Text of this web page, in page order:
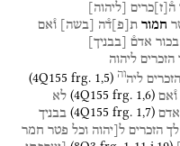
ה֯ ז כרים ליהוה
חמור ת פ ד֯ה בשה
ו֯אם
בכור אדם֯ בבניך
הזכרים ליהוה
הזכרים ליהוה (4Q155 frg. 1,5)
ו֯אם (4Q155 frg. 1,6)
לא
אדם (4Q155 frg. 1,7) בבניך
לך הזכרים ל[יהוה וכל פטר חמר